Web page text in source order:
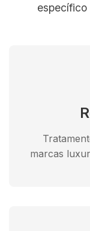
específico
marcas